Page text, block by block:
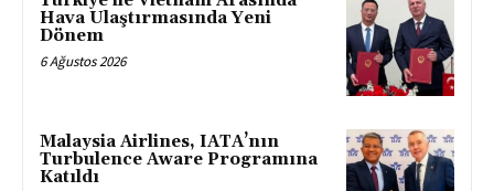
Hava Ulaştırmasında Yeni
Dönem
6 Ağustos 2026
Malaysia Airlines, IATA’nın
Turbulence Aware Programına
Katıldı